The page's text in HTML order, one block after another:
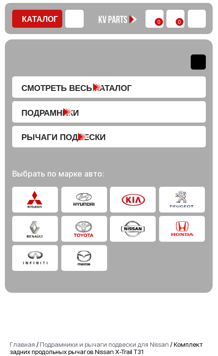
КАТАЛОГ 0
Выбрать по марке авто:
РЫЧАГИ ПОДВЕСКИ
ПОДРАМНИКИ
Главная / Подрамники и рычаги подвески для Nissan /Комплект
задних продольных рычагов Nissan X-Trail T31